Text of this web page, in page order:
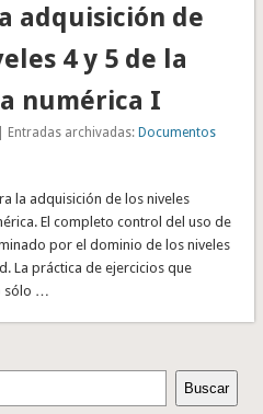
adquisición de
4 y 5 de la
numérica I
| Entradas archivadas:Documentos
la adquisición de los niveles
El completo control del uso de
por el dominio de los niveles
La práctica de ejercicios que
sólo …
Buscar